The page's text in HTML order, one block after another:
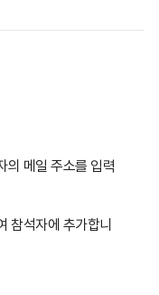
의 메일 주소를 입력
참석자에 추가합니